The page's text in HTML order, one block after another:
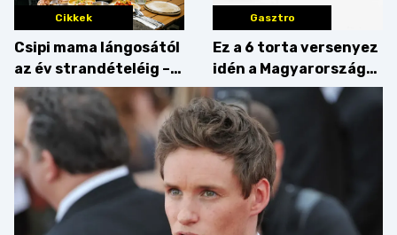
Cikkek
Csipi mama lángosától
az év strandételéig –
idén is felzabáltuk a
Balaton déli partját
Gasztro
Ez a 6 torta versenyez
idén a Magyarország
tortája címért